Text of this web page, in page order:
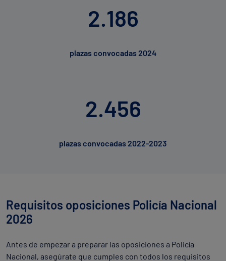
2.186
plazas convocadas 2024
2.456
plazas convocadas 2022-2023
Requisitos oposiciones Policía Nacional
2026
Antes de empezar a preparar las oposiciones a Policía
Nacional, asegúrate que cumples con todos los requisitos